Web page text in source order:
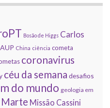
Bosão de Higgs Carlos
China ciência cometa
coronavirus
céu da semana desafios
do mundo geologia em
Marte Missão Cassini